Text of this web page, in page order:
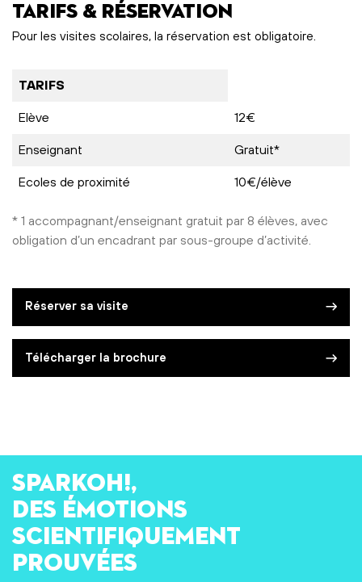
Réserver sa visite
Télécharger la brochure
Tarifs & réservation
Pour les visites scolaires, la réservation est obligatoire.
TARIFS
Elève
12€
Enseignant
Gratuit*
Ecoles de proximité
10€/élève
* 1 accompagnant/enseignant gratuit par 8 élèves, avec
obligation d’un encadrant par sous-groupe d’activité.
SPARKOH!,
des émotions
scientifiquement
prouvées